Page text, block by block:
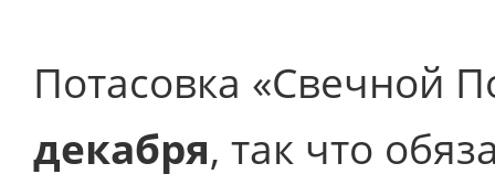
Потасовка «Свечной
декабря, так что